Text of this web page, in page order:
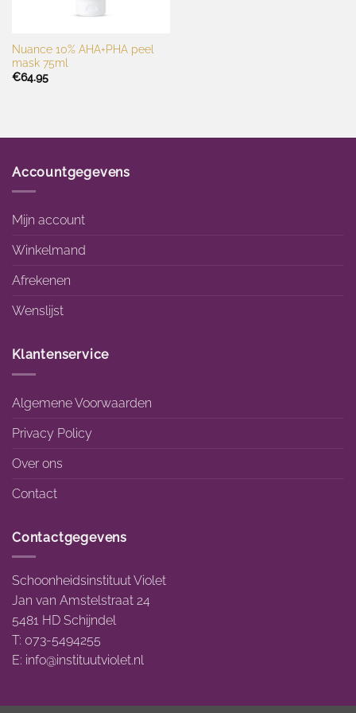
Nuance 10% AHA+PHA peel
mask 75ml
€64.95
Accountgegevens
Mijn account
Winkelmand
Afrekenen
Wenslijst
Klantenservice
Algemene Voorwaarden
Privacy Policy
Over ons
Contact
Contactgegevens
Schoonheidsinstituut Violet
Jan van Amstelstraat 24
5481 HD Schijndel
T: 073-5494255
E: info@instituutviolet.nl